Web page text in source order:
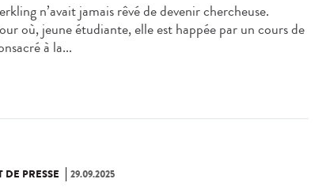
n’avait jamais rêvé de devenir chercheuse.
où, jeune étudiante, elle est happée par un cours de
à la...
DE PRESSE 29.09.2025